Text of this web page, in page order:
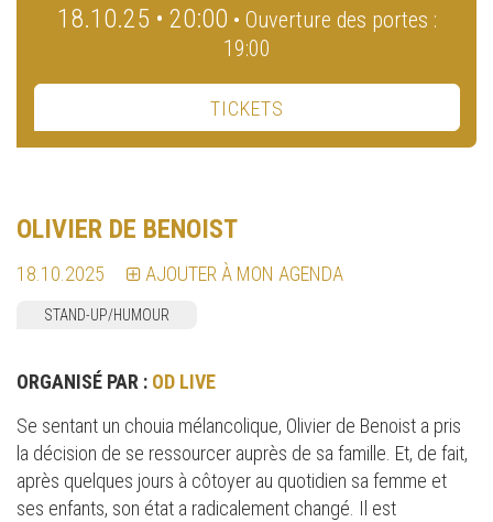
18.10.25 • 20:00 • Ouverture des portes :
19:00
TICKETS
OLIVIER DE BENOIST
18.10.2025 AJOUTER À MON AGENDA
STAND-UP/HUMOUR
ORGANISÉ PAR : OD LIVE
Se sentant un chouia mélancolique, Olivier de Benoist a pris
la décision de se ressourcer auprès de sa famille. Et, de fait,
après quelques jours à côtoyer au quotidien sa femme et
ses enfants, son état a radicalement changé. Il est